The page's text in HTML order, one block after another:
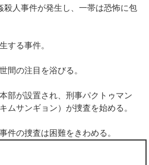
殺人事件が発生し、一帯は恐怖に包
する事件。
間の注目を浴びる。
部が設置され、刑事パクトゥマン
ムサンギョン）が捜査を始める。
件の捜査は困難をきわめる。